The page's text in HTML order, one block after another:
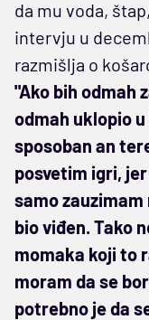
da mu voda,
intervju u
razmišlja o
"Ako bih odmah
odmah uklopio u
sposoban an
posvetim igri,
samo
bio viđen. Tako
momaka koji to
moram da se
potrebno je da